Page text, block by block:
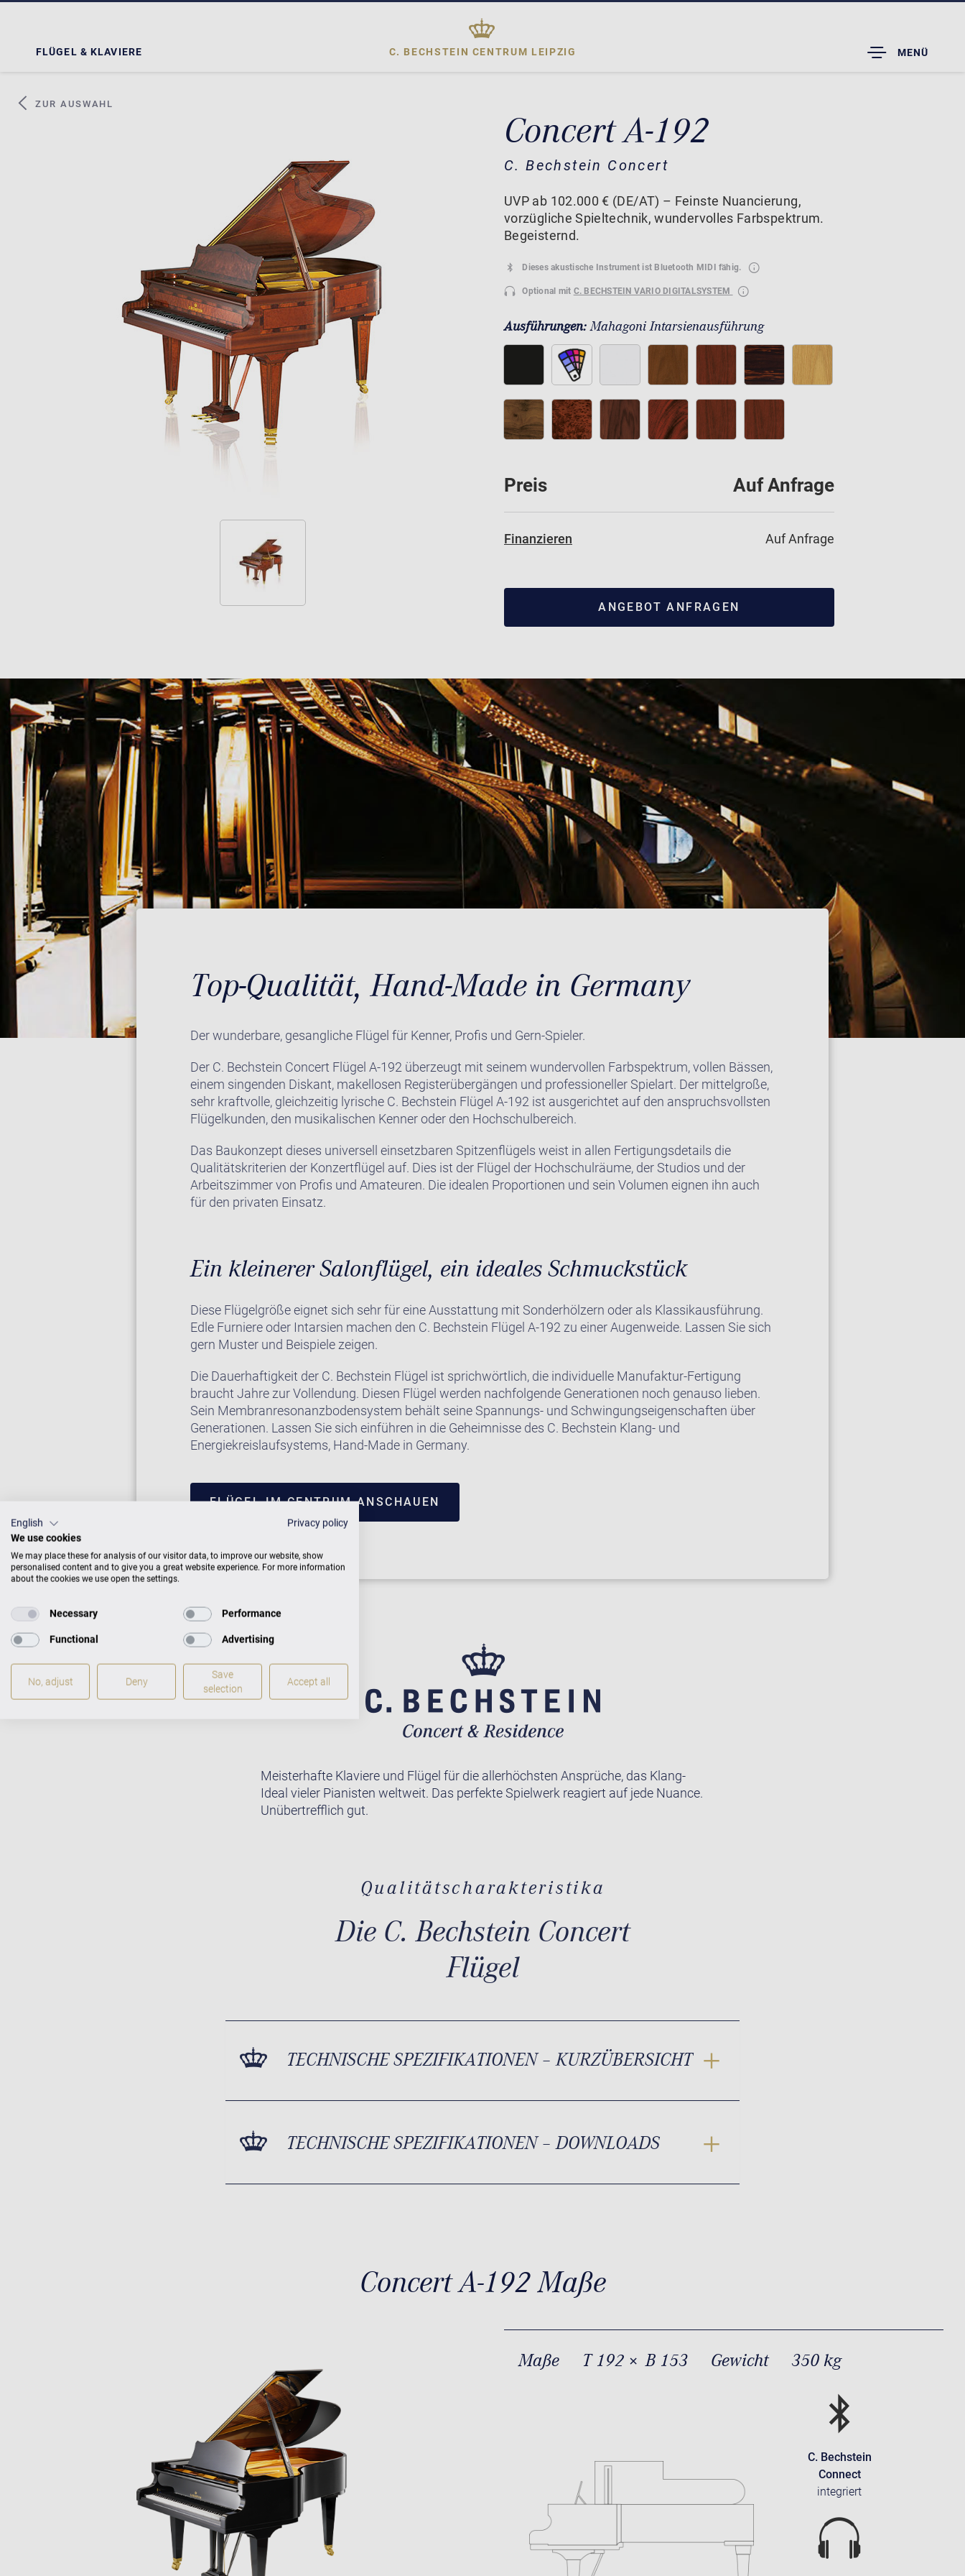
FLÜGEL & KLAVIERE C. BECHSTEIN CENTRUM LEIPZIG
TOGGLE
DROPDOWN
MENÜ
ZUR AUSWAHL
Concert A-192
C. Bechstein Concert
UVP ab 102.000 € (DE/AT) – Feinste Nuancierung,
vorzügliche Spieltechnik, wundervolles Farbspektrum.
Begeisternd.
Dieses akustische Instrument ist Bluetooth MIDI fähig.
Optional mit C. BECHSTEIN VARIO DIGITALSYSTEM
Ausführungen:Mahagoni Intarsienausführung
Preis Auf Anfrage
Finanzieren Auf Anfrage
ANGEBOT ANFRAGEN
Top-Qualität, Hand-Made in Germany
Der wunderbare, gesangliche Flügel für Kenner, Profis und Gern-Spieler.
Der C. Bechstein Concert Flügel A-192 überzeugt mit seinem wundervollen Farbspektrum, vollen Bässen,
einem singenden Diskant, makellosen Registerübergängen und professioneller Spielart. Der mittelgroße,
sehr kraftvolle, gleichzeitig lyrische C. Bechstein Flügel A-192 ist ausgerichtet auf den anspruchsvollsten
Flügelkunden, den musikalischen Kenner oder den Hochschulbereich.
Das Baukonzept dieses universell einsetzbaren Spitzenflügels weist in allen Fertigungsdetails die
Qualitätskriterien der Konzertflügel auf. Dies ist der Flügel der Hochschulräume, der Studios und der
Arbeitszimmer von Profis und Amateuren. Die idealen Proportionen und sein Volumen eignen ihn auch
für den privaten Einsatz.
Ein kleinerer Salonflügel, ein ideales Schmuckstück
Diese Flügelgröße eignet sich sehr für eine Ausstattung mit Sonderhölzern oder als Klassikausführung.
Edle Furniere oder Intarsien machen den C. Bechstein Flügel A-192 zu einer Augenweide. Lassen Sie sich
gern Muster und Beispiele zeigen.
Die Dauerhaftigkeit der C. Bechstein Flügel ist sprichwörtlich, die individuelle Manufaktur-Fertigung
braucht Jahre zur Vollendung. Diesen Flügel werden nachfolgende Generationen noch genauso lieben.
Sein Membranresonanzbodensystem behält seine Spannungs- und Schwingungseigenschaften über
Generationen. Lassen Sie sich einführen in die Geheimnisse des C. Bechstein Klang- und
Energiekreislaufsystems, Hand-Made in Germany.
FLÜGEL IM CENTRUM ANSCHAUEN
Meisterhafte Klaviere und Flügel für die allerhöchsten Ansprüche, das Klang-
Ideal vieler Pianisten weltweit. Das perfekte Spielwerk reagiert auf jede Nuance.
Unübertrefflich gut.
Qualitätscharakteristika
Die C. Bechstein Concert
Flügel
TECHNISCHE SPEZIFIKATIONEN – KURZÜBERSICHT
TECHNISCHE SPEZIFIKATIONEN – DOWNLOADS
Concert A-192 Maße
Maße T 192 × B 153 Gewicht 350 kg
C. Bechstein
Connect
integriert
English
Privacy policy
We use cookies
We may place these for analysis of our visitor data, to improve our website, show
personalised content and to give you a great website experience. For more information
about the cookies we use open the settings.
Necessary Performance
Functional Advertising
No, adjust Deny
Save
selection
Accept all